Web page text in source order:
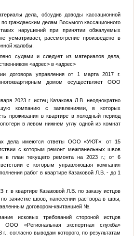
дела, обсудив доводы кассационной
гражданским делам Восьмого кассационного
нарушений при принятии обжалуемых
усматривает, рассмотрение произведено в
жалобы.
судами и следует из материалов дела,
<адрес>в <адрес>
управления от 1 марта 2017 г.
домом осуществляет ООО
2023 г. истец Казакова Л.В. неоднократно
компанию с заявлениями, в которых
проживания в квартире в холодный период
в левом нижнем углу одной из комнат
имеются ответы ООО «УЮТ»: от 15
с которым ремонт межпанельных швов
в план текущего ремонта на 2023 г.; от 6
с которым управляющая компания
работ в квартире Казаковой Л.В. - до 1
в квартире Казаковой Л.В. по заказу истцов
зачистке швов, нанесении раствора в швы,
договором-квитанцией №.
исковых требований стороной истцов
ООО «Региональная экспертная служба»
согласно выводам которого, по результатам